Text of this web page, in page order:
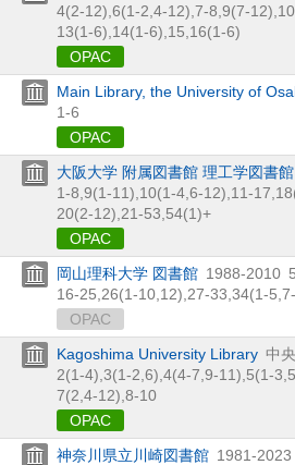
4(2-12), 6(1-2, 4-12), 7-8, 9(7-12),
13(1-6), 14(1-6), 15, 16(1-6)
OPAC
Main Library, the University of
1-6
OPAC
大阪大学 附属図書館 理工学図書館
1-8, 9(1-11), 10(1-4, 6-12), 11-17,
20(2-12), 21-53, 54(1)+
OPAC
岡山理科大学 図書館 1988-2010
16-25, 26(1-10, 12), 27-33, 34(1-5,
OPAC
Kagoshima University Library 中
2(1-4), 3(1-2, 6), 4(4-7, 9-11), 5(1-3,
7(2, 4-12), 8-10
OPAC
神奈川県立川崎図書館 1981-2023